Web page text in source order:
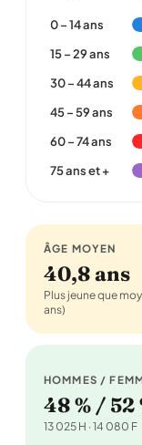
0 – 14 ans
15 – 29 ans
30 – 44 ans
45 – 59 ans
60 – 74 ans
75 ans et +
ÂGE MOYEN
40,8 ans
Plus jeune que
ans)
HOMMES /
48 % / 52
13 025 H · 14 080 F